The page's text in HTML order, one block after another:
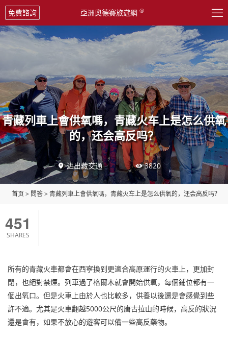

免費諮詢 亞洲奧德賽旅遊網 ®
青藏列車上會供氧嗎，青藏火车上是怎么供氧
的，还会高反吗？
 进出藏交通  3820
首页> 問答>青藏列車上會供氧嗎，青藏火车上是怎么供氧的，还会高反吗？
451
SHARES
所有的青藏火車都會在西寧換到更適合高原運行的火車上，更加封
閉，也絕對禁煙。列車過了格爾木就會開始供氧，每個鋪位都有一
個出氧口。但是火車上由於人也比較多，供養以後還是會感覺到些
許不適。尤其是火車翻越5000公尺的唐古拉山的時候，高反的狀況
還是會有，如果不放心的遊客可以備一些高反藥物。